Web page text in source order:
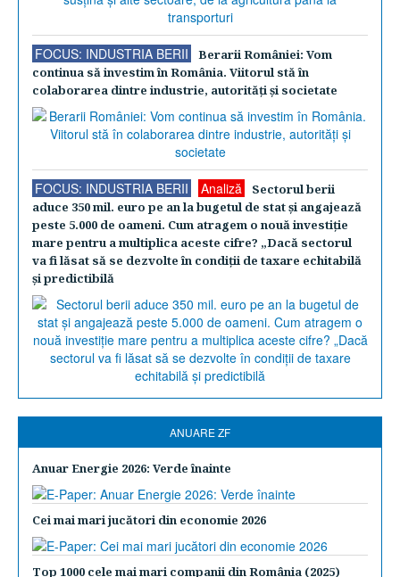
FOCUS: INDUSTRIA BERII
Berarii României: Vom
continua să investim în România. Viitorul stă în
colaborarea dintre industrie, autorităţi şi societate
FOCUS: INDUSTRIA BERII Analiză
Sectorul berii
aduce 350 mil. euro pe an la bugetul de stat şi angajează
peste 5.000 de oameni. Cum atragem o nouă investiţie
mare pentru a multiplica aceste cifre? „Dacă sectorul
va fi lăsat să se dezvolte în condiţii de taxare echitabilă
şi predictibilă
ANUARE ZF
Anuar Energie 2026: Verde înainte
Cei mai mari jucători din economie 2026
Top 1000 cele mai mari companii din România (2025)